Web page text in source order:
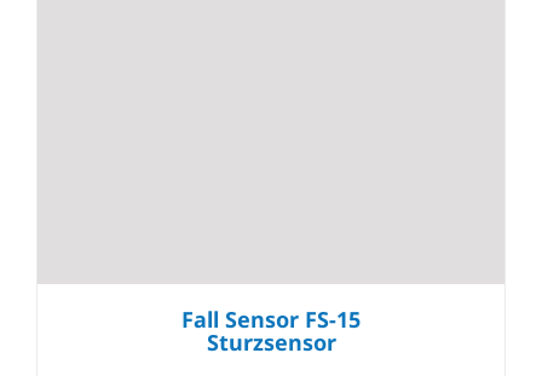
Fall Sensor FS-15
Sturzsensor